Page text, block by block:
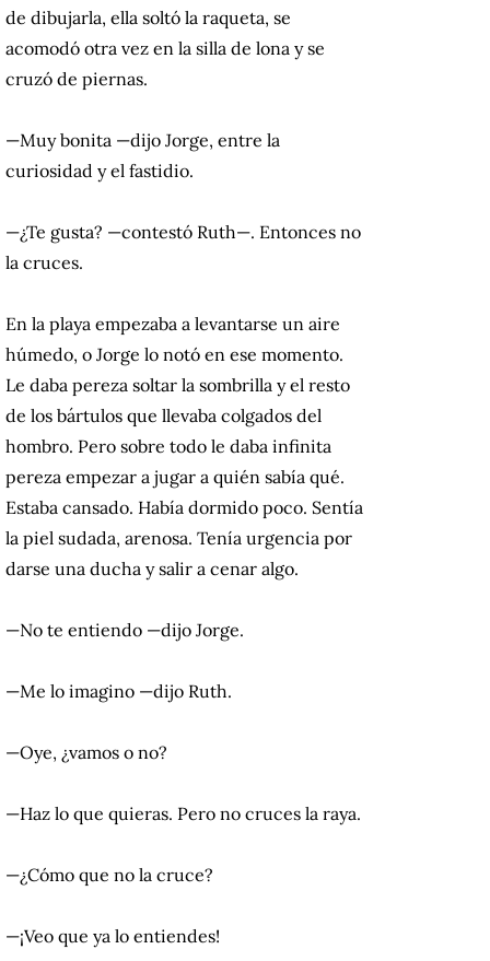
de dibujarla, ella soltó la raqueta, se
acomodó otra vez en la silla de lona y se
cruzó de piernas.
—Muy bonita —dijo Jorge, entre la
curiosidad y el fastidio.
—¿Te gusta? —contestó Ruth—. Entonces no
la cruces.
En la playa empezaba a levantarse un aire
húmedo, o Jorge lo notó en ese momento.
Le daba pereza soltar la sombrilla y el resto
de los bártulos que llevaba colgados del
hombro. Pero sobre todo le daba infinita
pereza empezar a jugar a quién sabía qué.
Estaba cansado. Había dormido poco. Sentía
la piel sudada, arenosa. Tenía urgencia por
darse una ducha y salir a cenar algo.
—No te entiendo —dijo Jorge.
—Me lo imagino —dijo Ruth.
—Oye, ¿vamos o no?
—Haz lo que quieras. Pero no cruces la raya.
—¿Cómo que no la cruce?
—¡Veo que ya lo entiendes!